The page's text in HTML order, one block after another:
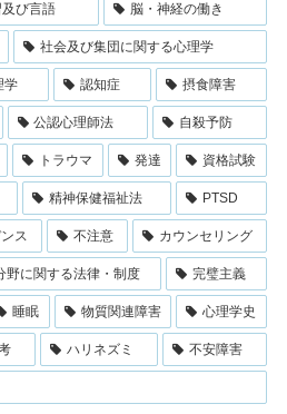
び言語 脳・神経の働き
社会及び集団に関する心理学
学 認知症 摂食障害
公認心理師法 自殺予防
トラウマ 発達 資格試験
精神保健福祉法 PTSD
ス 不注意 カウンセリング
野に関する法律・制度 完璧主義
睡眠 物質関連障害 心理学史
ハリネズミ 不安障害